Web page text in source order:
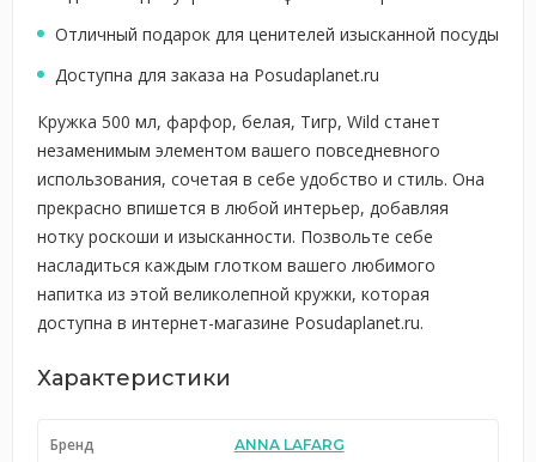
Отличный подарок для ценителей изысканной посуды
Доступна для заказа на Posudaplanet.ru
Кружка 500 мл, фарфор, белая, Тигр, Wild станет
незаменимым элементом вашего повседневного
использования, сочетая в себе удобство и стиль. Она
прекрасно впишется в любой интерьер, добавляя
нотку роскоши и изысканности. Позвольте себе
насладиться каждым глотком вашего любимого
напитка из этой великолепной кружки, которая
доступна в интернет-магазине Posudaplanet.ru.
Характеристики
Бренд ANNA LAFARG